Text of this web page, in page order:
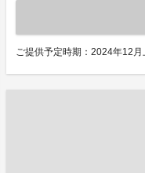
ご提供予定時期：2024年12月